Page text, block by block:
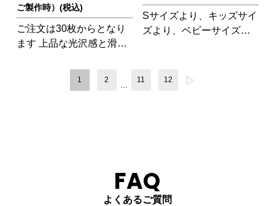
ご製作時）(税込)
ご注文は30枚からとなり
ます 上品な光沢感と滑ら
ダナは、マットサテンの
ような高級感があり、フ
Sサイズより、キッズサイ
ズより、ベビーサイズよ
プレイにどうぞ♪
1 2 11 12
FAQ
よくあるご質問